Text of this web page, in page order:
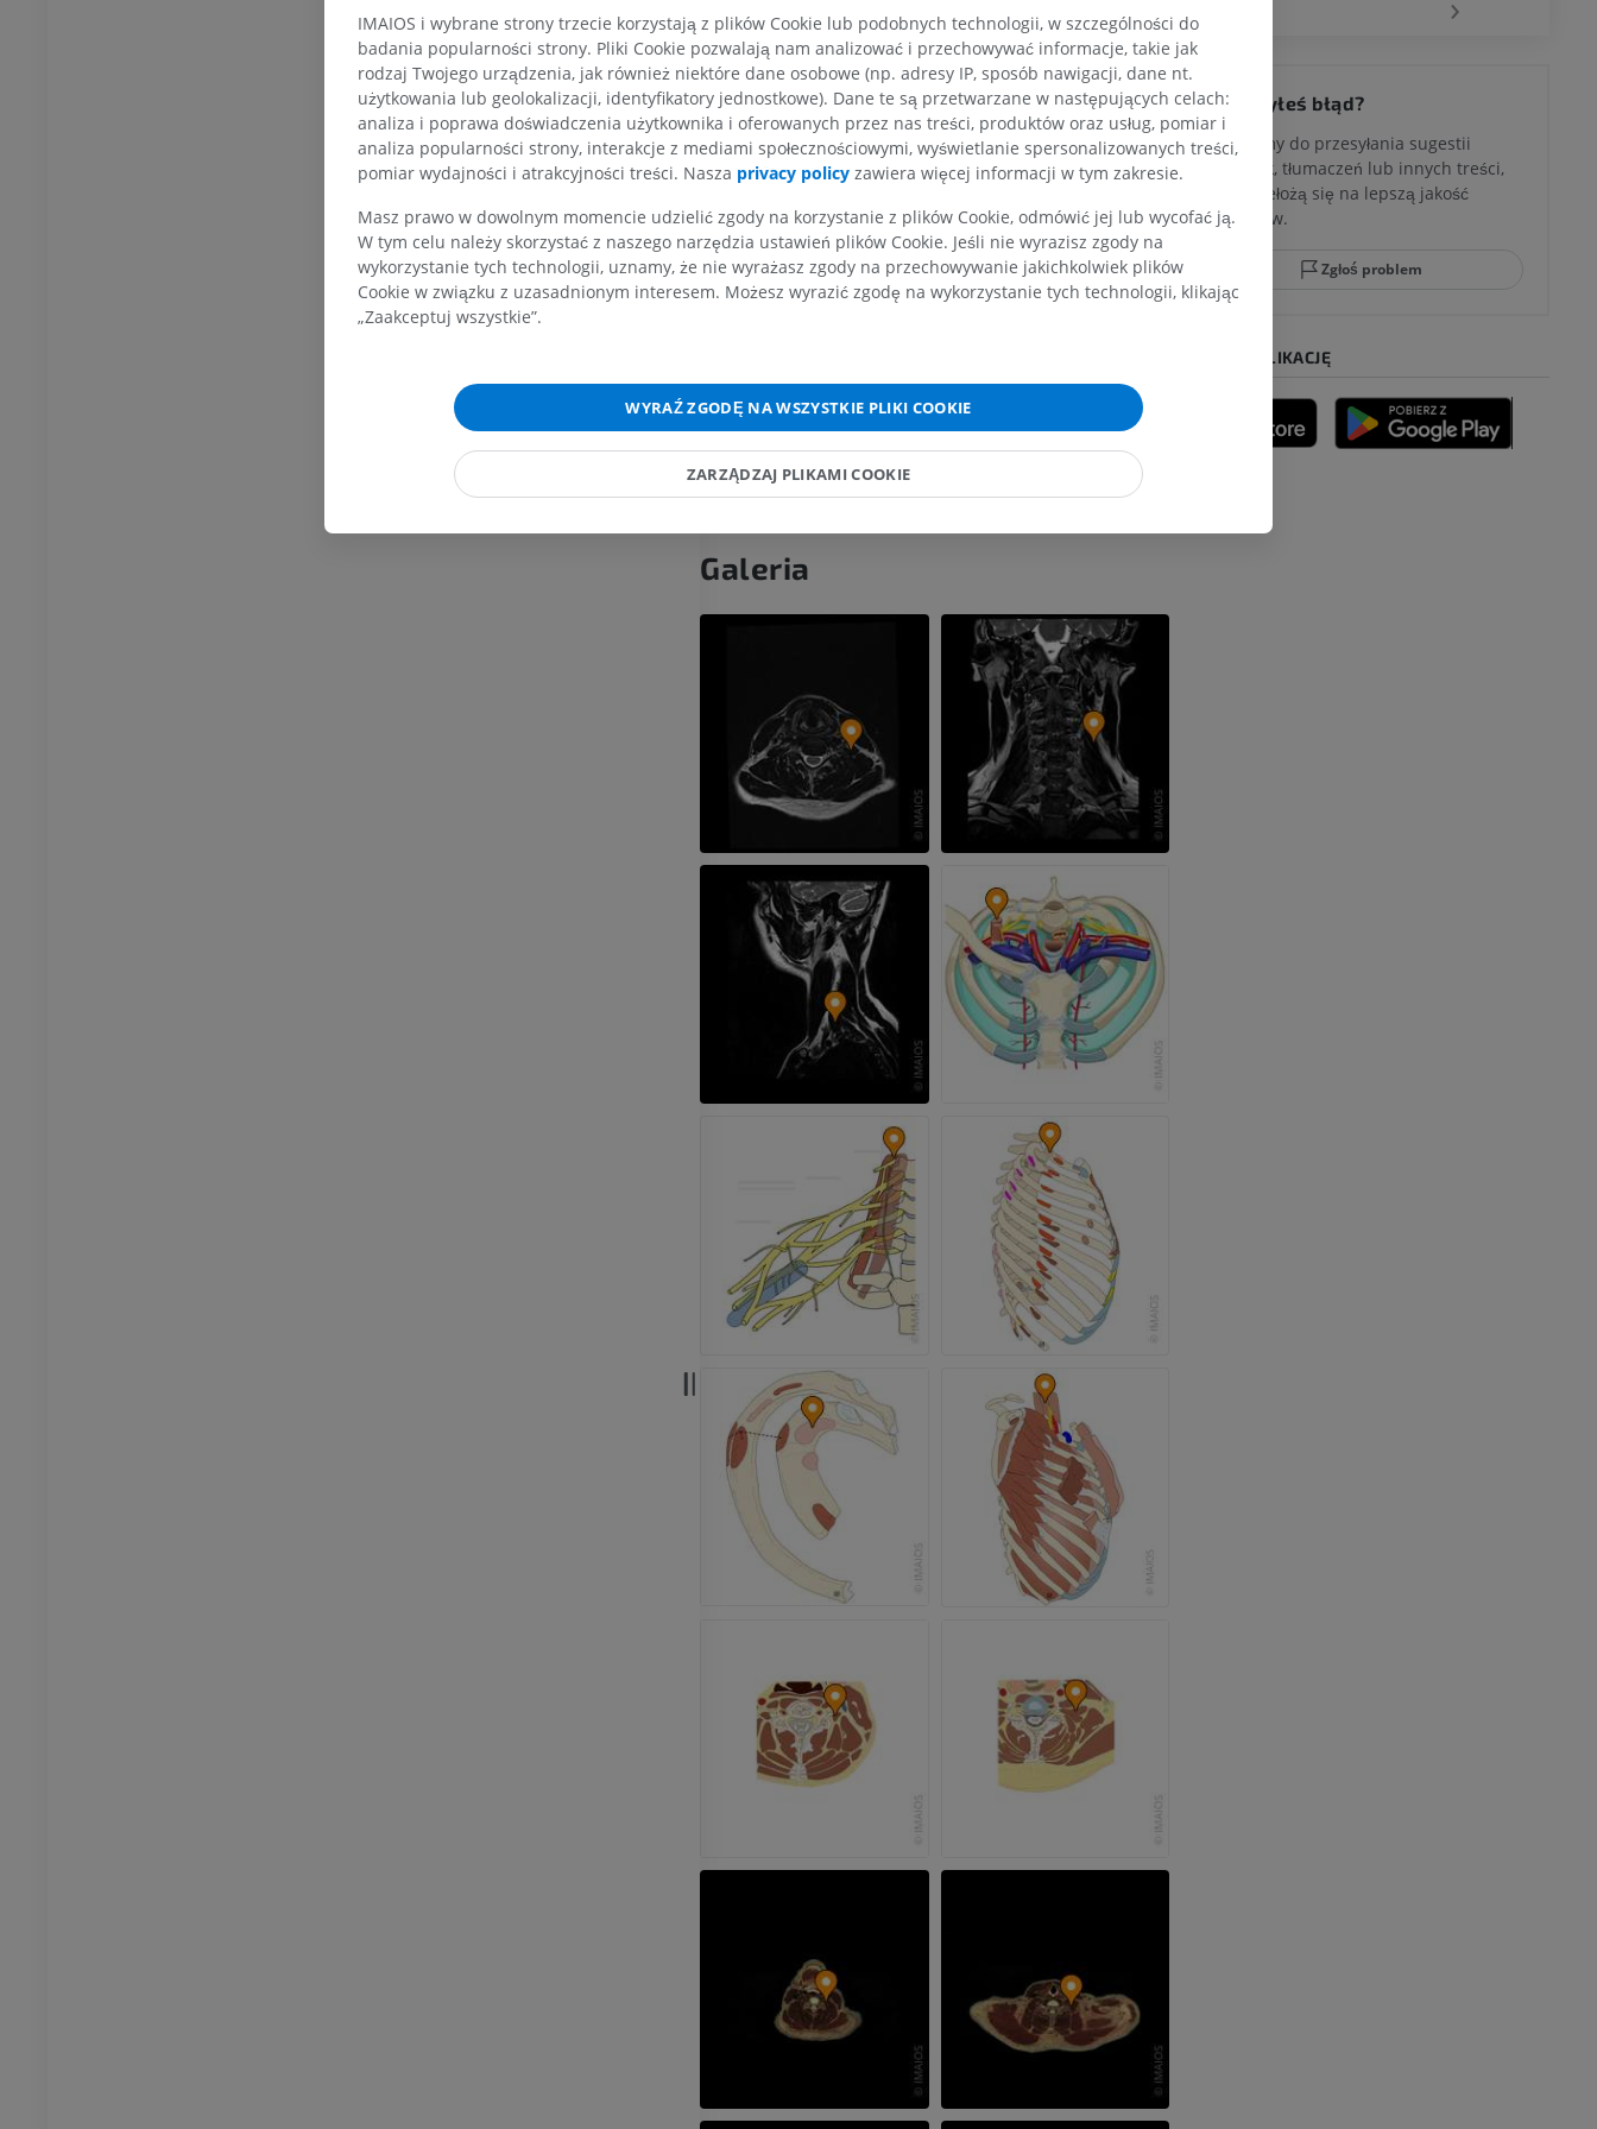
Czynności
Unosi żebro pierwsze [I] podczas wdechu (dodatkowy
mięsień wdechowy).
Zgina bocznie szyję w stronę ipsilateralną (działając
jednostronnie).
Stabilizuje kręgosłup szyjny podczas ruchów szyi.
Czy jest jakiś problem z tym tłumaczeniem?
ZGŁOŚ
Odnośniki
Gray, H. (2016)Gray’s Anatomy: The Anatomical Basis of Clinical
Practice. 41st edn. Edited by S. Standring. New York: Elsevier.
Chapter 29: Neck, pp. 451.
Galeria
Badanie TK stawu
skokowego i stopy
RTG kończyny górnej
Radiografia
PREMIUM
Kończyna górna
Ilustracje
PREMIUM
Arteriografia kończyny
górnej
Projekt Obrazowanie
Fotografia
PREMIUM
Artrografia TK kolana
Artrogram TK
PREMIUM
RM
PREMIUM
Obraz CTA kończyny dolnej
TK
Tętnice i kości nogi
Arteriografia kończyny
dolnej
Angiografia
ZA DARMO
Zauważyłeś błąd?
Zachęcamy do przesyłania sugestii
poprawek, tłumaczeń lub innych treści,
które przełożą się na lepszą jakość
materiałów.
Zgłoś problem
POBIERZ APLIKACJĘ
IMAIOS i wybrane strony trzecie korzystają z plików Cookie lub podobnych technologii, w szczególności do
badania popularności strony. Pliki Cookie pozwalają nam analizować i przechowywać informacje, takie jak
rodzaj Twojego urządzenia, jak również niektóre dane osobowe (np. adresy IP, sposób nawigacji, dane nt.
użytkowania lub geolokalizacji, identyfikatory jednostkowe). Dane te są przetwarzane w następujących celach:
analiza i poprawa doświadczenia użytkownika i oferowanych przez nas treści, produktów oraz usług, pomiar i
analiza popularności strony, interakcje z mediami społecznościowymi, wyświetlanie spersonalizowanych treści,
pomiar wydajności i atrakcyjności treści. Nasza privacy policy zawiera więcej informacji w tym zakresie.
Masz prawo w dowolnym momencie udzielić zgody na korzystanie z plików Cookie, odmówić jej lub wycofać ją.
W tym celu należy skorzystać z naszego narzędzia ustawień plików Cookie. Jeśli nie wyrazisz zgody na
wykorzystanie tych technologii, uznamy, że nie wyrażasz zgody na przechowywanie jakichkolwiek plików
Cookie w związku z uzasadnionym interesem. Możesz wyrazić zgodę na wykorzystanie tych technologii, klikając
„Zaakceptuj wszystkie”.
WYRAŹ ZGODĘ NA WSZYSTKIE PLIKI COOKIE
ZARZĄDZAJ PLIKAMI COOKIE